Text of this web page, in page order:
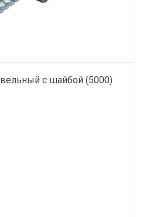
с шайбой (5000)